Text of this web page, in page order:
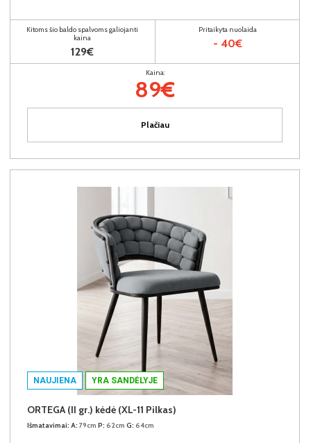
Kitoms šio baldo spalvoms galiojanti
kaina
129€
Pritaikyta nuolaida
- 40€
Kaina:
89€
Plačiau
NAUJIENA YRA SANDĖLYJE
ORTEGA (II gr.) kėdė (XL-11 Pilkas)
Išmatavimai: A: 79cm P: 62cm G: 64cm